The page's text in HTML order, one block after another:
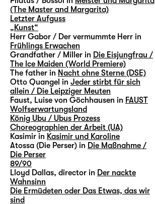
(The Master and Margarita)
Letzter Aufguss
„Kunst“
Herr Gabor / Der vermummte Herr in
Frühlings Erwachen
Grandfather / Miller in Die Eisjungfrau /
The Ice Maiden (World Premiere)
The father in Nacht ohne Sterne (DSE)
Otto Quangel in Jeder stirbt für sich
allein / Die Leipziger Meuten
Faust, Luise von Göchhausen in FAUST
Wolfserwartungsland
König Ubu / Ubus Prozess
Choreographien der Arbeit (UA)
Kasimir in Kasimir und Karoline
Atossa (Die Perser) in Die Maßnahme /
Die Perser
89/90
Lloyd Dallas, director in Der nackte
Wahnsinn
Die Ermüdeten oder Das Etwas, das wir
sind